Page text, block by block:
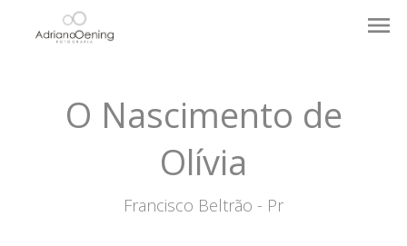
menu
O Nascimento de
Olívia
Francisco Beltrão - Pr